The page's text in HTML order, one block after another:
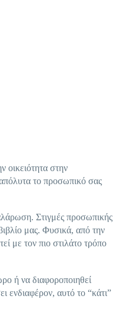
οικειότητα στην
το προσωπικό σας
Στιγμές προσωπικής
μας. Φυσικά, από την
με τον πιο στιλάτο τρόπο
ή να διαφοροποιηθεί
ενδιαφέρον, αυτό το “κάτι”